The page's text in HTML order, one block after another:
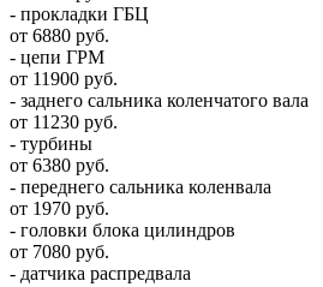
- прокладки ГБЦ
от 6880 руб.
- цепи ГРМ
от 11900 руб.
- заднего сальника коленчатого вала
от 11230 руб.
- турбины
от 6380 руб.
- переднего сальника коленвала
от 1970 руб.
- головки блока цилиндров
от 7080 руб.
- датчика распредвала